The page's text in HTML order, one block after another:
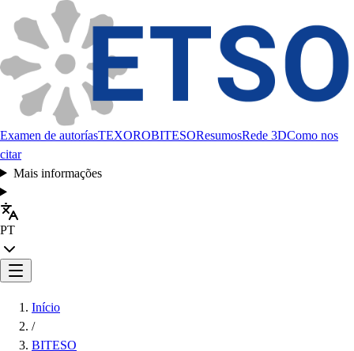
Examen de autoríasTEXOROBITESOResumosRede 3DComo nos
citar
Mais informações
PT
Início
/
BITESO